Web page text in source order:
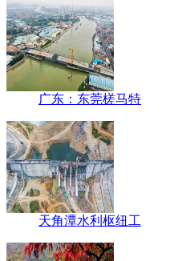
广东：东莞槎马特
天角潭水利枢纽工